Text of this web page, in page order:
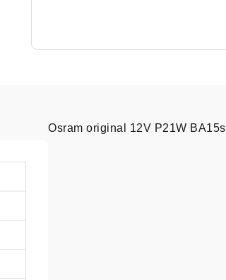
Osram original 12V P21W BA15s